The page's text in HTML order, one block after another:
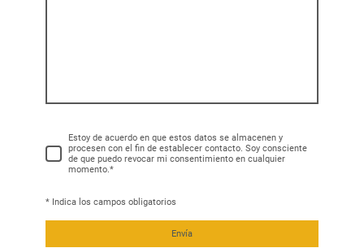
Estoy de acuerdo en que estos datos se almacenen y
procesen con el fin de establecer contacto. Soy consciente
de que puedo revocar mi consentimiento en cualquier
momento.*
* Indica los campos obligatorios
Envía